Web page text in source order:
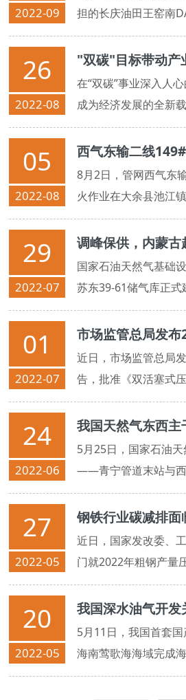
2022-09
担的长庆油田王窑南
目已于近期高效完成
26
2022-08
在“双碳”事业深入人
成为经济发展的全新
05
2022-08
8月2日，管网西气东
火作业在大余县池江
29
2022-07
国家石油天然气基础
苏东39-61储气库正式
01
2022-07
近日，市场监管总局
告，批准《双活塞式
20项国家计量技术规
24
2022-06
5月25日，国家石油
——青宁管道末站与
建成投产
27
2022-05
钢铁行业碳减排面
近日，国家发改委、
门就2022年粗钢产量
署，重点压减京津冀
区、
20
2022-05
5月11日，我国首套
海南莺歌海海域完成
海油牵头实施的水下
项目的重要部分，标